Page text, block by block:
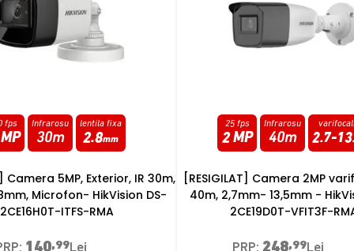
fps Infrarosu
40m
varifocala
2.7-13.5
Camera 2MP varifocala, IR
13,5mm - HikVision DS-
2CE19D0T-VFIT3F-RMA
,99
20 fps
5 MP
Infrarosu
30m
lentila
2.8
[RESIGILAT] Camera 5MP
lentila 2.8, Microfon -
2CE16H0T-ITPFS2-
,99